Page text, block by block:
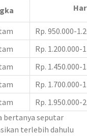
Rp. 950.000-
Rp. 1.200.000-
Rp. 1.450.000-
Rp. 1.700.000-
Rp. 1.950.000-
bertanya seputar
terlebih dahulu